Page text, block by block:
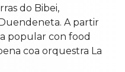
do Bibei,
A partir
popular con food
coa orquestra La